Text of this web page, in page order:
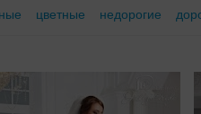
цветные недорогие